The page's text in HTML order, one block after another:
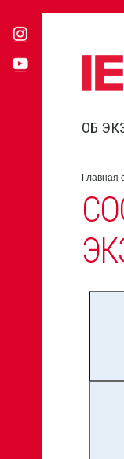
ОБ
Главная